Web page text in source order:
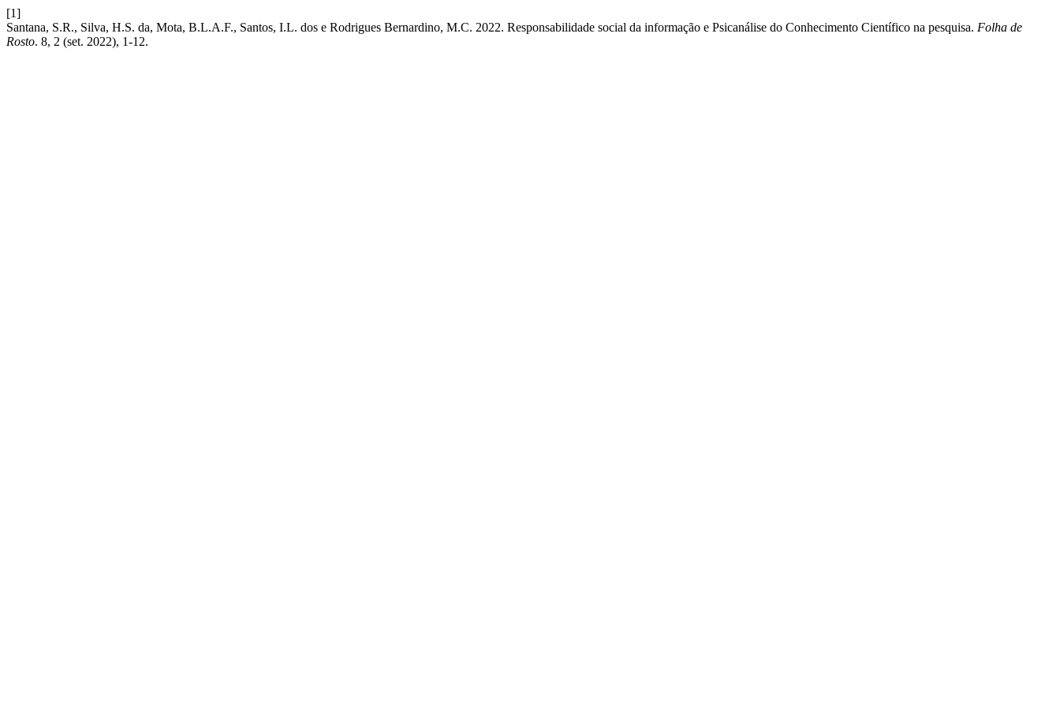
[1]
Santana, S.R., Silva, H.S. da, Mota, B.L.A.F., Santos, I.L. dos e Rodrigues Bernardino, M.C. 2022. Responsabilidade social da informação e Psicanálise do Conhecimento Científico na pesquisa. Folha de
Rosto. 8, 2 (set. 2022), 1-12.